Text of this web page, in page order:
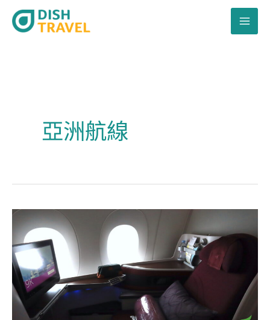
亞洲航線
塔
爾
航
空
A350